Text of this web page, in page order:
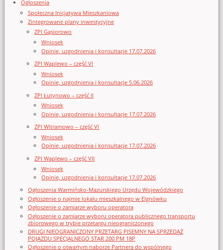
Ogłoszenia
Społeczna Inicjatywa Mieszkaniowa
Zintegrowane plany inwestycyjne
ZPI Gąsiorowo
Wniosek
Opinie, uzgodnienia i konsultacje 17.07.2026
ZPI Waplewo – część VI
Wniosek
Opinie, uzgodnienia i konsultacje 5.06.2026
ZPI Łutynowo – część II
Wniosek
Opinie, uzgodnienia i konsultacje 17.07.2026
ZPI Witramowo – część VI
Wniosek
Opinie, uzgodnienia i konsultacje 17.07.2026
ZPI Waplewo – część VII
Wniosek
Opinie, uzgodnienia i konsultacje 17.07.2026
Ogłoszenia Warmińsko-Mazurskiego Urzędu Wojewódzkiego
Ogłoszenie o najmie lokalu mieszkalnego w Elgnówku
Ogłoszenie o zamiarze wyboru operatora
Ogłoszenie o zamiarze wyboru operatora publicznego transportu
zbiorowego w trybie przetargu nieograniczonego
DRUGI NIEOGRANICZONY PRZETARG PISEMNY NA SPRZEDAŻ
POJAZDU SPECJALNEGO STAR 200 PM 18P
Ogłoszenie o otwartym naborze Partnera do wspólnego